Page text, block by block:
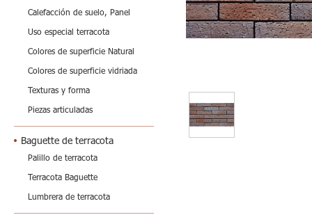
Calefacción de suelo, Panel
Uso especial terracota
Colores de superficie Natural
Colores de superficie vidriada
Texturas y forma
Piezas articuladas
Baguette de terracota
Palillo de terracota
Terracota Baguette
Lumbrera de terracota